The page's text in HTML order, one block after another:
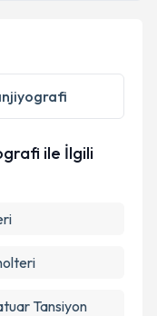
ilişkinAydınlatma
belirtilen
ile İlgili
Tansiyon